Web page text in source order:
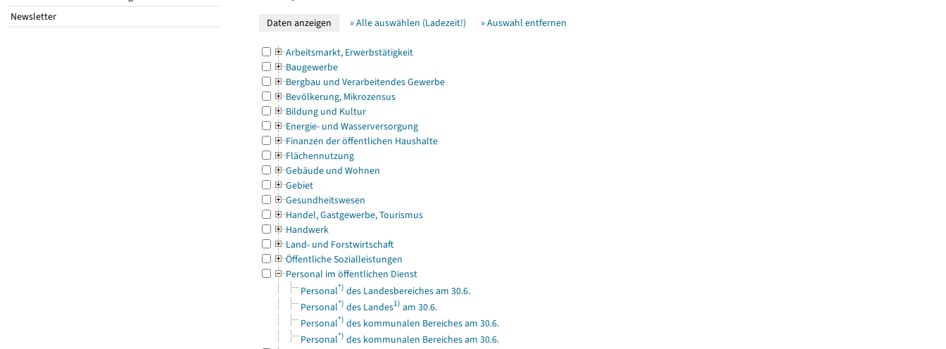
Newsletter
» Alle auswählen (Ladezeit!) » Auswahl entfernen
Arbeitsmarkt, Erwerbstätigkeit
Baugewerbe
Bergbau und Verarbeitendes Gewerbe
Bevölkerung, Mikrozensus
Bildung und Kultur
Energie- und Wasserversorgung
Finanzen der öffentlichen Haushalte
Flächennutzung
Gebäude und Wohnen
Gebiet
Gesundheitswesen
Handel, Gastgewerbe, Tourismus
Handwerk
Land- und Forstwirtschaft
Öffentliche Sozialleistungen
Personal im öffentlichen Dienst
Personal*) des Landesbereiches am 30.6.
Personal*) des Landes1) am 30.6.
Personal*) des kommunalen Bereiches am 30.6.
Personal*) des kommunalen Bereiches am 30.6.